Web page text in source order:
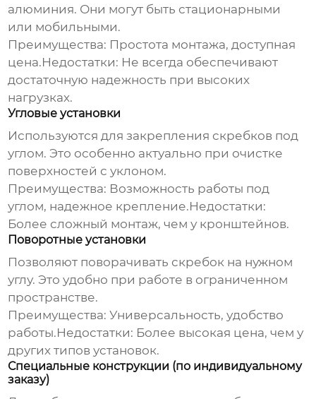
алюминия. Они могут быть стационарными
или мобильными.
Преимущества: Простота монтажа, доступная
цена.Недостатки: Не всегда обеспечивают
достаточную надежность при высоких
нагрузках.
Угловые установки
Используются для закрепления скребков под
углом. Это особенно актуально при очистке
поверхностей с уклоном.
Преимущества: Возможность работы под
углом, надежное крепление.Недостатки:
Более сложный монтаж, чем у кронштейнов.
Поворотные установки
Позволяют поворачивать скребок на нужном
углу. Это удобно при работе в ограниченном
пространстве.
Преимущества: Универсальность, удобство
работы.Недостатки: Более высокая цена, чем у
других типов установок.
Специальные конструкции (по индивидуальному
заказу)